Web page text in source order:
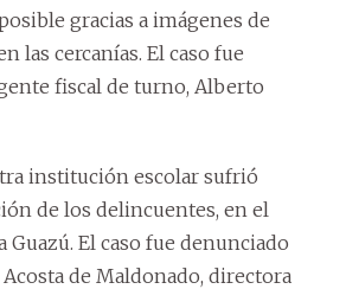
gracias a imágenes de
las cercanías. El caso fue
fiscal de turno, Alberto
institución escolar sufrió
de los delincuentes, en el
El caso fue denunciado
de Maldonado, directora